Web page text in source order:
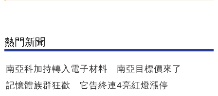
熱門新聞
南亞科加持轉入電子材料 南亞目標價來了
記憶體族群狂歡 它告終連4亮紅燈漲停